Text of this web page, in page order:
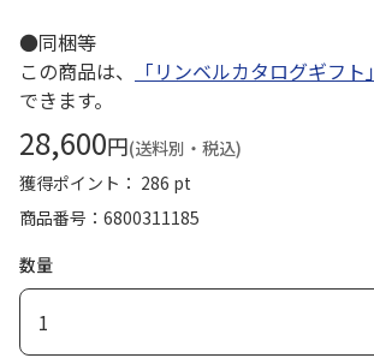
●同梱等
この商品は、
「リンベルカタログギフト」
できます。
28,600円(送料別・税込)
獲得ポイント： 286 pt
商品番号
6800311185
数量
1